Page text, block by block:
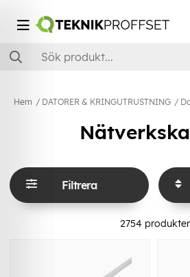
Hem DATORER & KRINGUTRUSTNING
Filtrera
2754 produkter